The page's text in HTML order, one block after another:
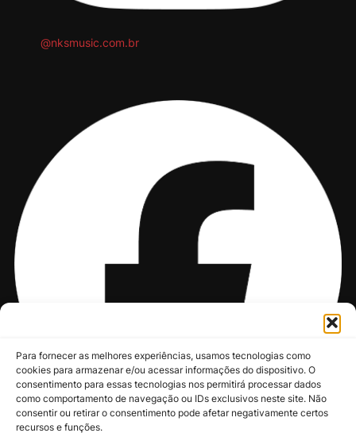
Para fornecer as melhores experiências, usamos tecnologias como
cookies para armazenar e/ou acessar informações do dispositivo. O
consentimento para essas tecnologias nos permitirá processar dados
como comportamento de navegação ou IDs exclusivos neste site. Não
consentir ou retirar o consentimento pode afetar negativamente certos
recursos e funções.
@nksmusic.com.br